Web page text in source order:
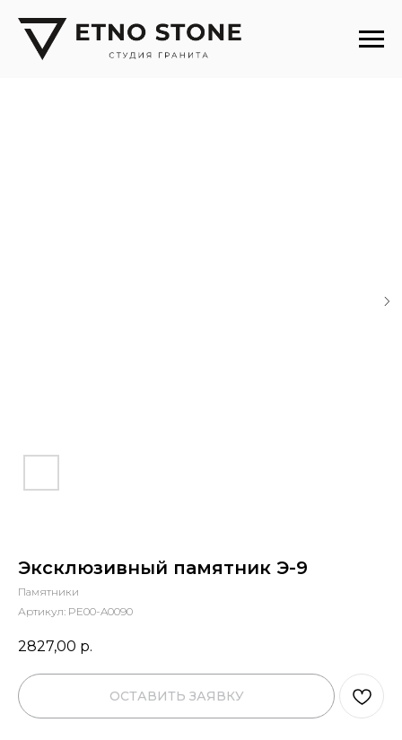
Эксклюзивный памятник Э-9
Памятники
Артикул: PE00-A0090
2827,00 р.
ОСТАВИТЬ ЗАЯВКУ